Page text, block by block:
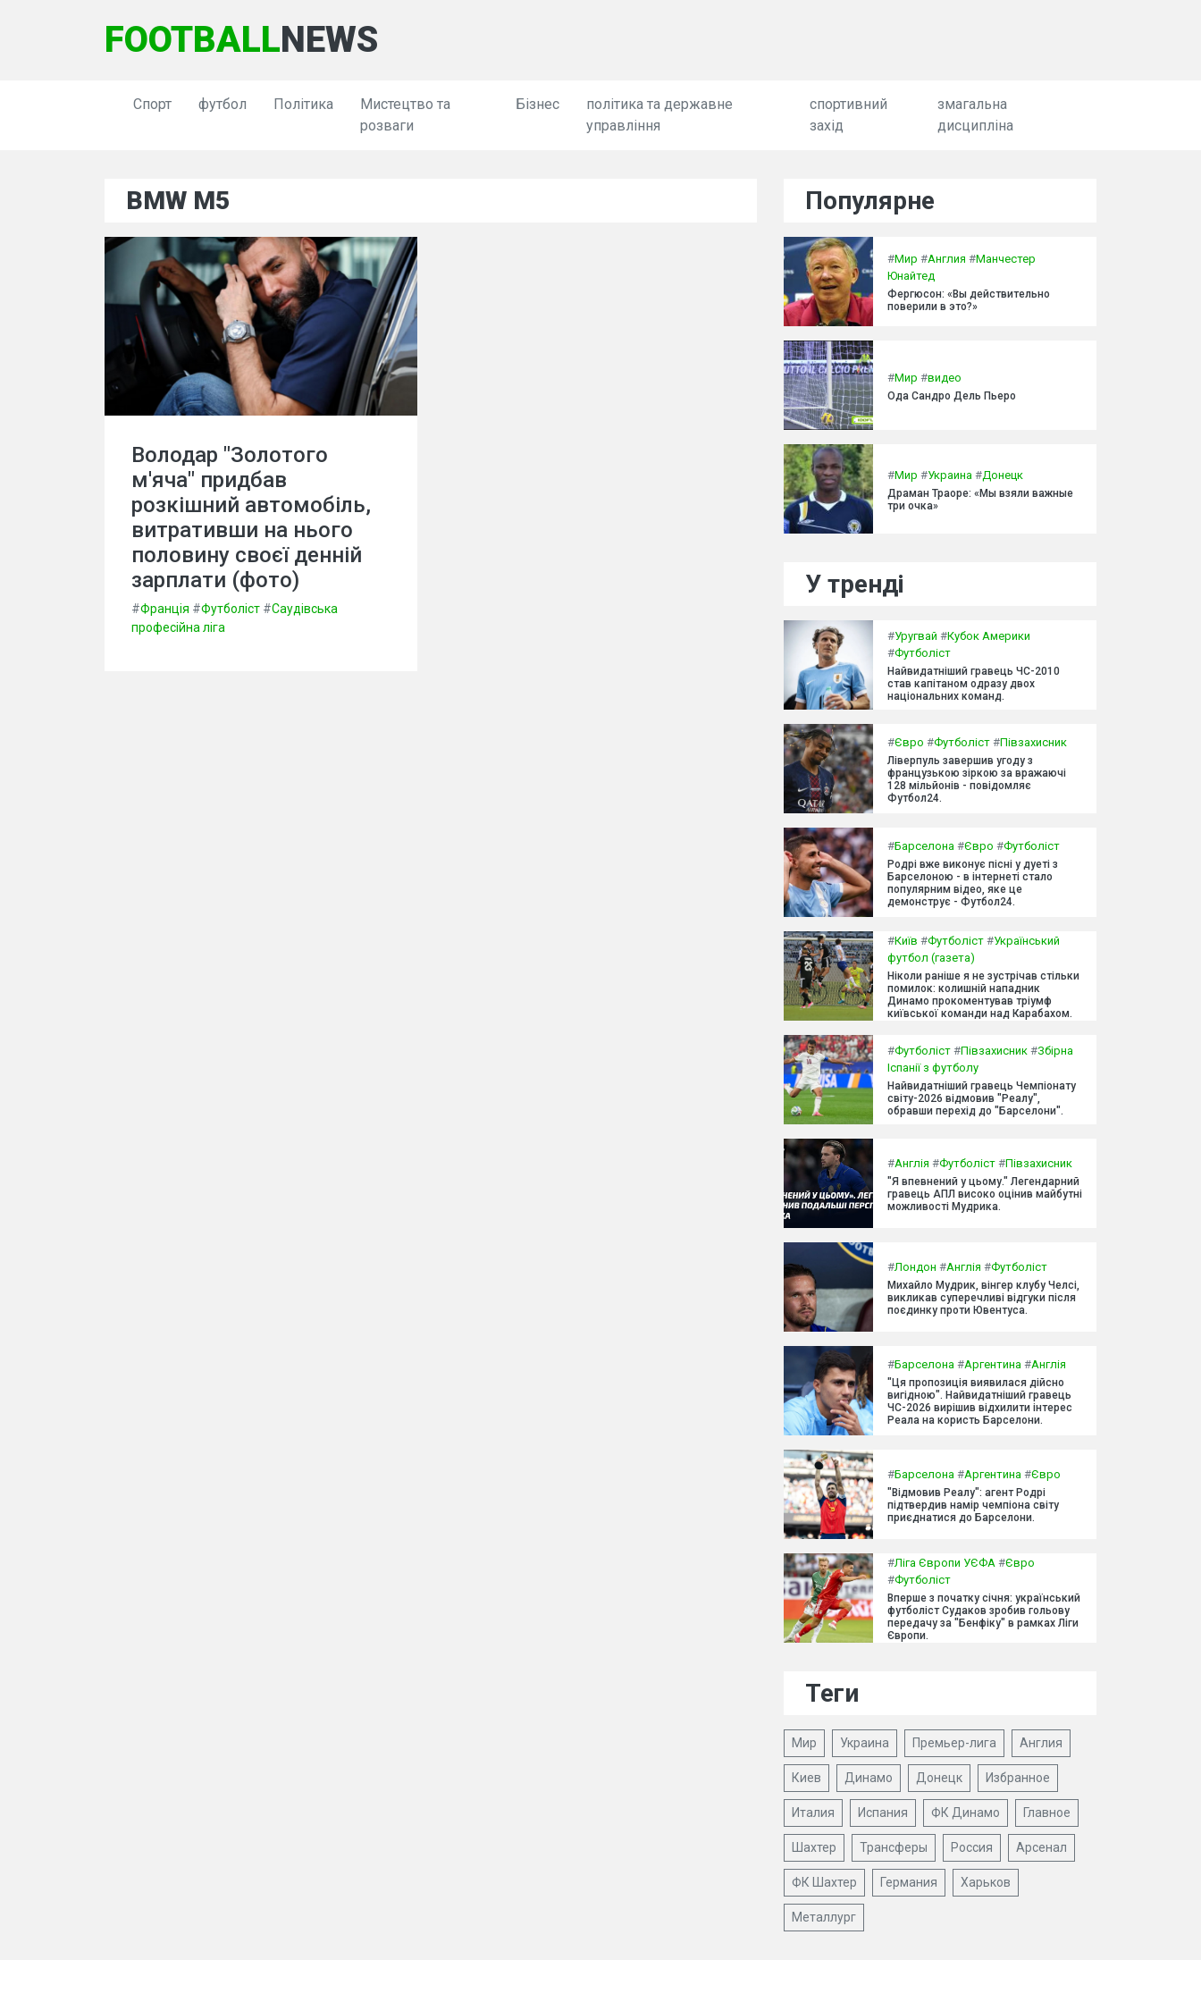
FOOTBALLNEWS
Спорт футбол Політика
Мистецтво та
розваги
Бізнес
політика та державне
управління
спортивний
захід
змагальна
дисципліна
BMW M5
Володар "Золотого
м'яча" придбав
розкішний автомобіль,
витративши на нього
половину своєї денній
зарплати (фото)
#Франція #Футболіст #Саудівська
професійна ліга
Популярне
#Мир #Англия #Манчестер
Юнайтед
Фергюсон: «Вы действительно
поверили в это?»
#Мир #видео
Ода Сандро Дель Пьеро
#Мир #Украина #Донецк
Драман Траоре: «Мы взяли важные
три очка»
У тренді
#Уругвай #Кубок Америки
#Футболіст
Найвидатніший гравець ЧС-2010
став капітаном одразу двох
національних команд.
#Євро #Футболіст #Півзахисник
Ліверпуль завершив угоду з
французькою зіркою за вражаючі
128 мільйонів - повідомляє
Футбол24.
#Барселона #Євро #Футболіст
Родрі вже виконує пісні у дуеті з
Барселоною - в інтернеті стало
популярним відео, яке це
демонструє - Футбол24.
#Київ #Футболіст #Український
футбол (газета)
Ніколи раніше я не зустрічав стільки
помилок: колишній нападник
Динамо прокоментував тріумф
київської команди над Карабахом.
#Футболіст #Півзахисник #Збірна
Іспанії з футболу
Найвидатніший гравець Чемпіонату
світу-2026 відмовив "Реалу",
обравши перехід до "Барселони".
#Англія #Футболіст #Півзахисник
"Я впевнений у цьому." Легендарний
гравець АПЛ високо оцінив майбутні
можливості Мудрика.
#Лондон #Англія #Футболіст
Михайло Мудрик, вінгер клубу Челсі,
викликав суперечливі відгуки після
поєдинку проти Ювентуса.
#Барселона #Аргентина #Англія
"Ця пропозиція виявилася дійсно
вигідною". Найвидатніший гравець
ЧС-2026 вирішив відхилити інтерес
Реала на користь Барселони.
#Барселона #Аргентина #Євро
"Відмовив Реалу": агент Родрі
підтвердив намір чемпіона світу
приєднатися до Барселони.
#Ліга Європи УЄФА #Євро
#Футболіст
Вперше з початку січня: український
футболіст Судаков зробив гольову
передачу за "Бенфіку" в рамках Ліги
Європи.
Теги
Мир Украина Премьер-лига Англия
Киев Динамо Донецк Избранное
Италия Испания ФК Динамо Главное
Шахтер Трансферы Россия Арсенал
ФК Шахтер Германия Харьков
Металлург